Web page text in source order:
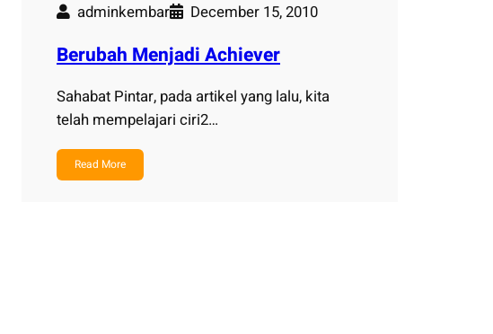
adminkembar December 15, 2010
Berubah Menjadi Achiever
Sahabat Pintar, pada artikel yang lalu, kita
telah mempelajari ciri2…
Read More